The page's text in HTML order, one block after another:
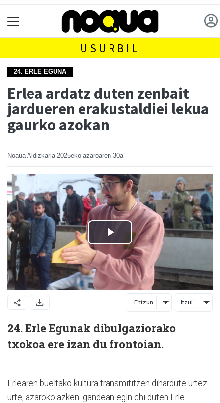
USURBIL
24. ERLE EGUNA
Erlea ardatz duten zenbait
jardueren erakustaldiei lekua
gaurko azokan
Noaua Aldizkaria 2025eko azaroaren 30a
Entzun Itzuli
24. Erle Egunak dibulgaziorako
txokoa ere izan du frontoian.
Erlearen bueltako kultura transmititzen dihardute urtez
urte, azaroko azken igandean egin ohi duten Erle